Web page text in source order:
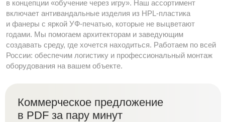
в концепции «обучение через игру». Наш ассортимент
включает антивандальные изделия из HPL-пластика
и фанеры с яркой УФ-печатью, которые не выцветают
годами. Мы помогаем архитекторам и заведующим
создавать среду, где хочется находиться. Работаем по всей
России: обеспечим логистику и профессиональный монтаж
оборудования на вашем объекте.
Коммерческое предложение
в PDF за пару минут